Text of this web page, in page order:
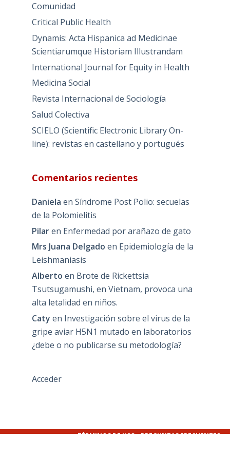
Comunidad
Critical Public Health
Dynamis: Acta Hispanica ad Medicinae
Scientiarumque Historiam Illustrandam
International Journal for Equity in Health
Medicina Social
Revista Internacional de Sociología
Salud Colectiva
SCIELO (Scientific Electronic Library On-
line): revistas en castellano y portugués
Comentarios recientes
Daniela en Síndrome Post Polio: secuelas
de la Polomielitis
Pilaren Enfermedad por arañazo de gato
Mrs Juana Delgado en Epidemiología de la
Leishmaniasis
Alberto en Brote de Rickettsia
Tsutsugamushi, en Vietnam, provoca una
alta letalidad en niños.
Caty en Investigación sobre el virus de la
gripe aviar H5N1 mutado en laboratorios
¿debe o no publicarse su metodología?
Acceder
TÉRMINOS DE USO PREGUNTAS FRECUENTES